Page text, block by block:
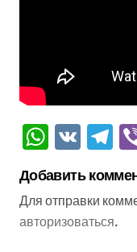
VK
Добавить
Для отправки
авторизоваться.